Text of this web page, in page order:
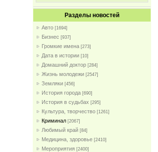
Разделы новостей
Авто [1694]
Бизнес [937]
Громкие имена [273]
Дата в истории [10]
Домашний доктор [284]
Жизнь молодежи [2547]
Земляки [456]
История города [690]
История в судьбах [295]
Культура, творчество [1261]
Криминал [2067]
Любимый край [84]
Медицина, здоровье [2410]
Мероприятия [2400]